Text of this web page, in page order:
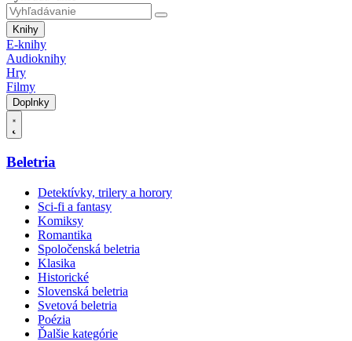
Knihy
E-knihy
Audioknihy
Hry
Filmy
Doplnky
Beletria
Detektívky, trilery a horory
Sci-fi a fantasy
Komiksy
Romantika
Spoločenská beletria
Klasika
Historické
Slovenská beletria
Svetová beletria
Poézia
Ďalšie kategórie